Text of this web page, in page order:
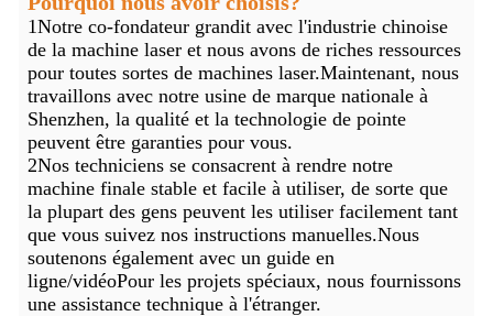
1Notre co-fondateur grandit avec l'industrie chinoise
de la machine laser et nous avons de riches ressources
pour toutes sortes de machines laser.Maintenant, nous
travaillons avec notre usine de marque nationale à
Shenzhen, la qualité et la technologie de pointe
peuvent être garanties pour vous.
2Nos techniciens se consacrent à rendre notre
machine finale stable et facile à utiliser, de sorte que
la plupart des gens peuvent les utiliser facilement tant
que vous suivez nos instructions manuelles.Nous
soutenons également avec un guide en
ligne/vidéoPour les projets spéciaux, nous fournissons
une assistance technique à l'étranger.